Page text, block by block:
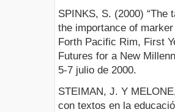
SPINKS, S. (2000)
the importance of
Forth Pacific Rim, First
Futures for a New
5-7 julio de 2000.
STEIMAN, J. Y
con textos en la